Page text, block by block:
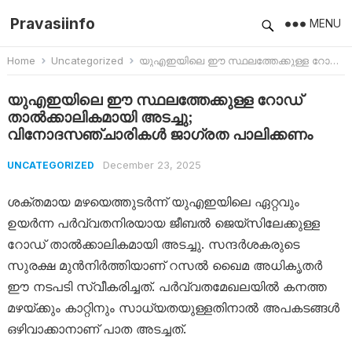
Pravasiinfo MENU
Home Uncategorized യുഎഇയിലെ ഈ സ്ഥലത്തേക്കുള്ള റോഡ് താൽക്കാലികമായി അടച്ചു; വിനോദസഞ്ചാരികൾ ജാഗ്രത പാലിക്കണം
യുഎഇയിലെ ഈ സ്ഥലത്തേക്കുള്ള റോഡ്
താൽക്കാലികമായി അടച്ചു;
വിനോദസഞ്ചാരികൾ ജാഗ്രത പാലിക്കണം
UNCATEGORIZED December 23, 2025
ശക്തമായ മഴയെത്തുടർന്ന് യുഎഇയിലെ ഏറ്റവും
ഉയർന്ന പർവ്വതനിരയായ ജീബൽ ജെയ്‌സിലേക്കുള്ള
റോഡ് താൽക്കാലികമായി അടച്ചു. സന്ദർശകരുടെ
സുരക്ഷ മുൻനിർത്തിയാണ് റസൽ ഖൈമ അധികൃതർ
ഈ നടപടി സ്വീകരിച്ചത്. പർവ്വതമേഖലയിൽ കനത്ത
മഴയ്ക്കും കാറ്റിനും സാധ്യതയുള്ളതിനാൽ അപകടങ്ങൾ
ഒഴിവാക്കാനാണ് പാത അടച്ചത്.